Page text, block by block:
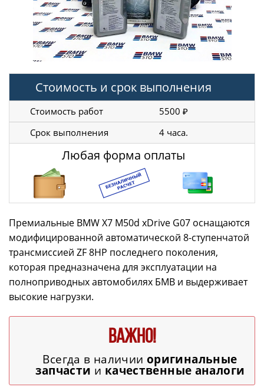
Стоимость и срок выполнения
Стоимость работ
5500 ₽
Срок выполнения
4 часа.
Любая форма оплаты
Премиальные BMW X7 M50d xDrive G07 оснащаются
модифицированной автоматической 8-ступенчатой
трансмиссией ZF 8HP последнего поколения,
которая предназначена для эксплуатации на
полноприводных автомобилях БМВ и выдерживает
высокие нагрузки.
ВАЖНО!
Всегда в наличии оригинальные
запчасти и качественные аналоги